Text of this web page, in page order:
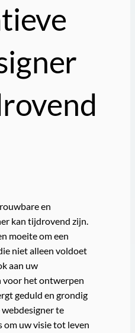
en
kan tijdrovend zijn.
moeite om een
niet alleen voldoet
aan uw
voor het ontwerpen
geduld en grondig
te
om uw visie tot leven